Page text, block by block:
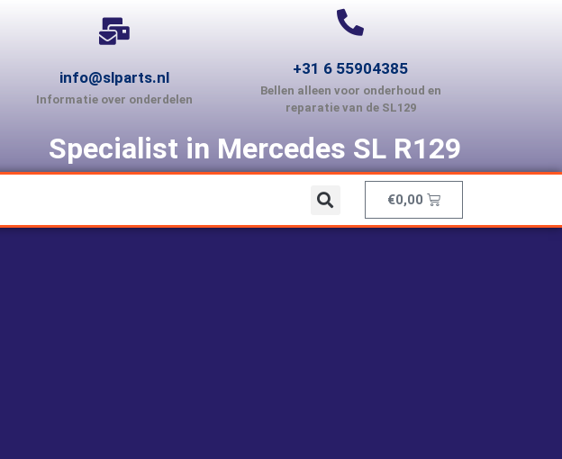
info@slparts.nl
Informatie over onderdelen
+31 6 55904385
Bellen alleen voor onderhoud en
reparatie van de SL129
Specialist in Mercedes SL R129
€0,00